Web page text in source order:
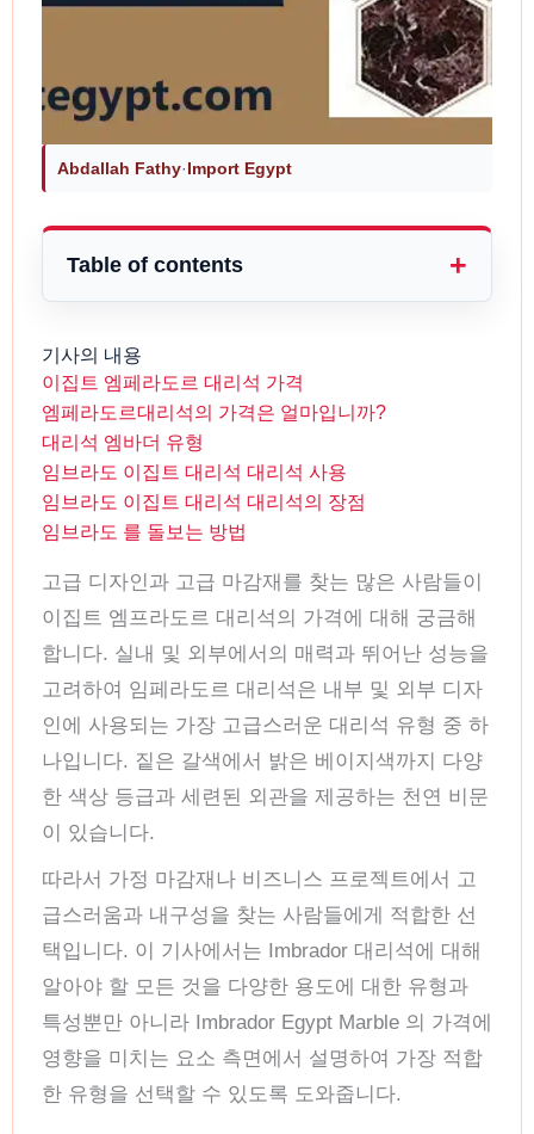
Abdallah Fathy·Import Egypt
Table of contents
기사의 내용
이집트 엠페라도르 대리석 가격
엠페라도르대리석의 가격은 얼마입니까?
대리석 엠바더 유형
임브라도 이집트 대리석 대리석 사용
임브라도 이집트 대리석 대리석의 장점
임브라도 를 돌보는 방법
고급 디자인과 고급 마감재를 찾는 많은 사람들이
이집트 엠프라도르 대리석의 가격에 대해 궁금해
합니다. 실내 및 외부에서의 매력과 뛰어난 성능을
고려하여 임페라도르 대리석은 내부 및 외부 디자
인에 사용되는 가장 고급스러운 대리석 유형 중 하
나입니다. 짙은 갈색에서 밝은 베이지색까지 다양
한 색상 등급과 세련된 외관을 제공하는 천연 비문
이 있습니다.
따라서 가정 마감재나 비즈니스 프로젝트에서 고
급스러움과 내구성을 찾는 사람들에게 적합한 선
택입니다. 이 기사에서는 Imbrador 대리석에 대해
알아야 할 모든 것을 다양한 용도에 대한 유형과
특성뿐만 아니라 Imbrador Egypt Marble 의 가격에
영향을 미치는 요소 측면에서 설명하여 가장 적합
한 유형을 선택할 수 있도록 도와줍니다.